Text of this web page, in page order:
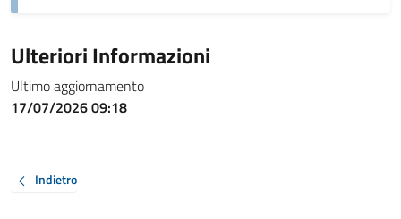
Ulteriori Informazioni
Ultimo aggiornamento
17/07/2026 09:18
Indietro